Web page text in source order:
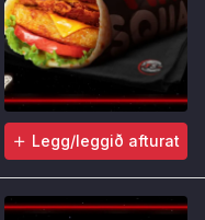
Legg/leggið afturat